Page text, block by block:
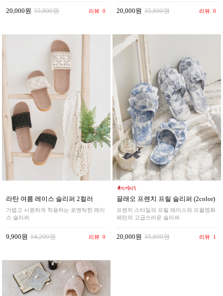
20,000원 35,800원 리뷰 0 20,000원 35,800원 리뷰 0
라탄 여름 레이스 슬리퍼 2컬러
가볍고 시원하게 착용하는 로맨틱한 레이
스 슬리퍼
9,900원 14,200원 리뷰 0
끌래오 프렌치 프릴 슬리퍼 (2color)
프렌치 스타일의 프릴 레이스와 뜨왈명화
패턴의 고급스러운 슬리퍼
20,000원 35,800원 리뷰 1